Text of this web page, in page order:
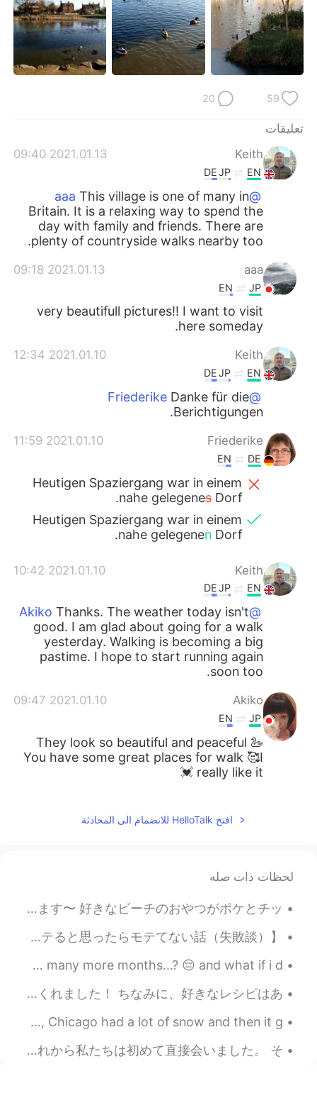
59
20
تعليقات
Keith
2021.01.13 09:40
EN
JP
DE
@aaa
This village is one of many in
Britain. It is a relaxing way to spend the
day with family and friends. There are
plenty of countryside walks nearby too.
aaa
2021.01.13 09:18
JP
EN
very beautifull pictures!! I want to visit
here someday.
Keith
2021.01.10 12:34
EN
JP
DE
@Friederike
Danke für die
Berichtigungen.
Friederike
2021.01.10 11:59
DE
EN
Heutigen Spaziergang war in einem
nahe gelegenesDorf.
Heutigen Spaziergang war in einem
nahe gelegenenDorf.
Keith
2021.01.10 10:42
EN
JP
DE
@Akiko
Thanks. The weather today isn't
good. I am glad about going for a walk
yesterday. Walking is becoming a big
pastime. I hope to start running again
soon too.
Akiko
2021.01.10 09:47
JP
EN
They look so beautiful and peaceful 🦢
You have some great places for walk 🥰I
really like it 💓
EN
I'm looking forward to seeing your
Keith
2021.01.10 09:04
EN
JP
DE
@Waka
it is a little cold, but the sun was
shining too. A lovely day for a walk.
Keith
2021.01.10 09:03
EN
JP
DE
I will try to relax. Nothing to do
except go for walks. Thanks.
افتح HelloTalk للانضمام الى المحادثة
لحظات ذات صله
Another beach day🌺 Poke and chips are my favorite beach snacks😆 最近はいつもビーチにいます〜 好きなビーチのおやつがポケとチッ...
【モテると思ったらモテてない話（失敗談）】 キムタクに憧れて、夢はパイロットになりたい学生に会った。パイロット試験は英語力も試されるようで、その為にわざわざカナダに留学。 そんな彼だが、英語...
Waiting for Japan to allow visitors in from the UK... How many more months...? 😔 and what if i d...
ついに肉じゃが作りました 本当に楽しかったので、これからも新しいレシピを学びたいです！✨😐✨ へロートークの友達が私にいくつかの素晴らしいアドバイスをくれました！ ちなみに、好きなレシピはあ...
English Practice: Winter Time Background: Last week, Chicago had a lot of snow and then it g...
2020年には多くの悪いことがありました。 でも、2020年に私に起こった最高のことは、間違いなく彼ら全員を打ち負かします。 この素晴らしい人を見つけ、それから私たちは初めて直接会いました。 そ...